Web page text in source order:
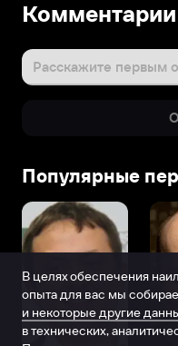
Комментарии
Расскажите первым
Популярные
В целях обеспечения
опыта для вас мы
и некоторые другие
в технических,